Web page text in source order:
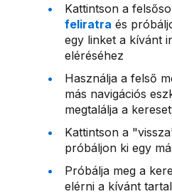
Kattintson a
feliratra és
egy linket a kívánt
eléréséhez
Használja a felső
más navigációs
megtalálja a
Kattintson a
próbáljon ki egy
Próbálja meg a
elérni a kívánt